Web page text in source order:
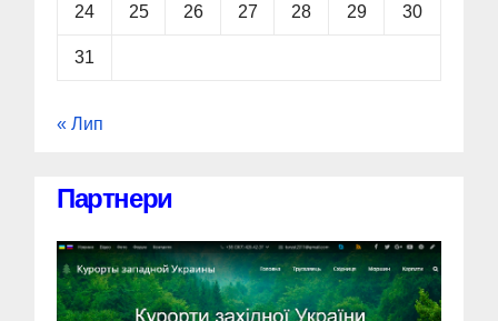
24 25 26 27 28 29 30
31
« Лип
Партнери